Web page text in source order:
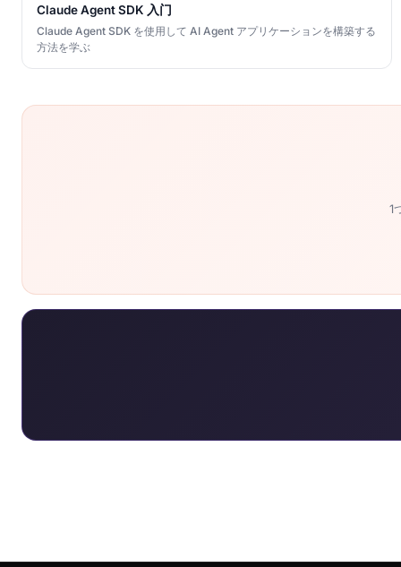
Claude Agent SDK 入门
Claude Agent SDK を使用して AI Agent アプリケーションを構築する
方法を学ぶ
1